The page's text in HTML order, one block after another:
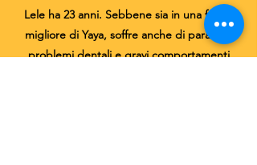
Lele ha 23 anni. Sebbene sia in una forma
migliore di Yaya, soffre anche di parassiti,
problemi dentali e gravi comportamenti